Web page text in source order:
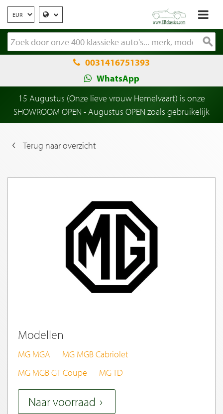
0031416751393
WhatsApp
15 Augustus (Onze lieve vrouw Hemelvaart) is onze
SHOWROOM OPEN - Augustus OPEN zoals gebruikelijk
Terug naar overzicht
Modellen
MG MGA
MG MGB Cabriolet
MG MGB GT Coupe
MG TD
Naar voorraad